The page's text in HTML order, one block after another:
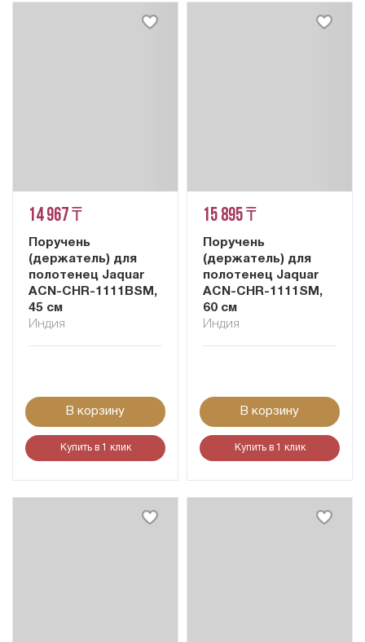
14 967 ₸
Поручень
(держатель) для
полотенец Jaquar
ACN-CHR-1111BSM,
45 см
Индия
В корзину
Купить в 1 клик
15 895 ₸
Поручень
(держатель) для
полотенец Jaquar
ACN-CHR-1111SM,
60 см
Индия
В корзину
Купить в 1 клик